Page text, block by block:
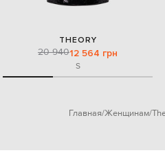
THEORY
20 94012 564 грн
S
Главная Женщинам